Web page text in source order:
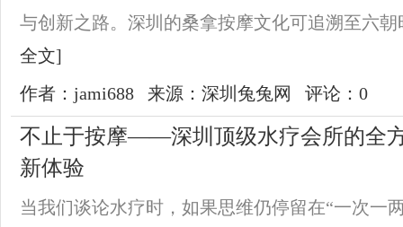
与创新之路。深圳的桑拿按摩文化可追溯至六
全文]
作者：jami688
来源：深圳兔兔网 评论：0
不止于按摩——深圳顶级水疗会所的全
新体验
当我们谈论水疗时，如果思维仍停留在“一次一